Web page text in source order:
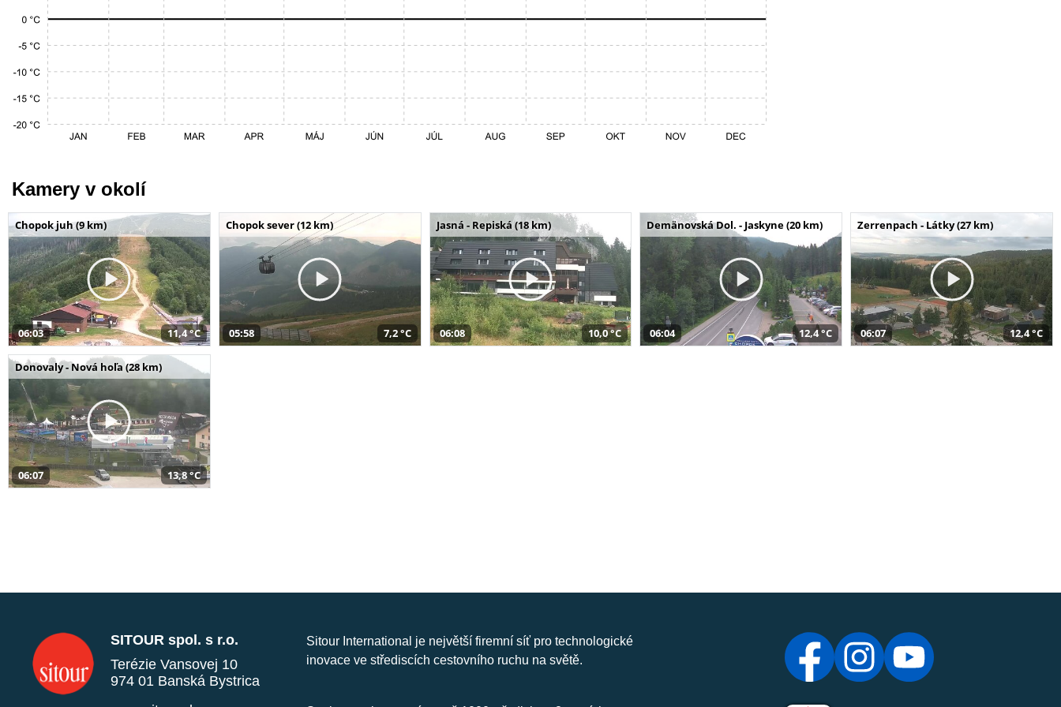
Kamery v okolí
Chopok juh (9 km)
06:03 11,4 °C
Chopok sever (12 km)
05:58 7,2 °C
Jasná - Repiská (18 km)
06:08 10,0 °C
Demänovská Dol. - Jaskyne (20 km)
06:04 12,4 °C
Zerrenpach - Látky (27 km)
06:07 12,4 °C
Donovaly - Nová hoľa (28 km)
06:07 13,8 °C
SITOUR spol. s r.o.
Terézie Vansovej 10
974 01 Banská Bystrica
Sitour International je největší firemní síť pro technologické
inovace ve střediscích cestovního ruchu na světě.